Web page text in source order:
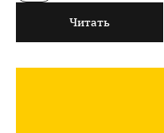
Читать